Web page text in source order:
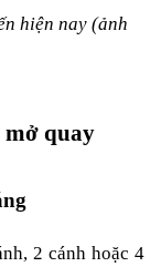
hiện nay (ảnh
mở quay
2 cánh hoặc 4